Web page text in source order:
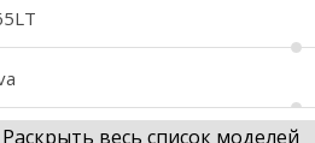
Раскрыть весь список моделей